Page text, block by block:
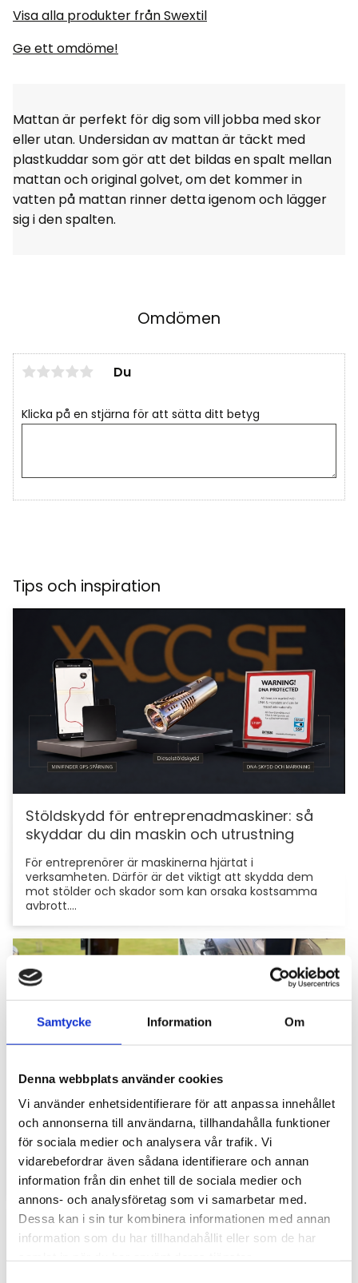
Samtycke Information Om
Denna webbplats använder cookies
Vi använder enhetsidentifierare för att anpassa innehållet
och annonserna till användarna, tillhandahålla funktioner
för sociala medier och analysera vår trafik. Vi
vidarebefordrar även sådana identifierare och annan
information från din enhet till de sociala medier och
annons- och analysföretag som vi samarbetar med.
Dessa kan i sin tur kombinera informationen med annan
information som du har tillhandahållit eller som de har
Visa alla produkter från Swextil
Ge ett omdöme!
Mattan är perfekt för dig som vill jobba med skor
eller utan. Undersidan av mattan är täckt med
plastkuddar som gör att det bildas en spalt mellan
mattan och original golvet, om det kommer in
vatten på mattan rinner detta igenom och lägger
sig i den spalten.
Omdömen
Du
Klicka på en stjärna för att sätta ditt betyg
Tips och inspiration
Stöldskydd för entreprenadmaskiner: så
skyddar du din maskin och utrustning
För entreprenörer är maskinerna hjärtat i
verksamheten. Därför är det viktigt att skydda dem
mot stölder och skador som kan orsaka kostsamma
avbrott....
Hyttbord till traktorn, den lilla detaljen som
gör stor skillnad i vardagen
Traktorhytten är för många mer än bara en plats där
arbetet utförs. Det är kontoret, fikarummet och ibland
även lunchplatsen under långa arbetsdagar....